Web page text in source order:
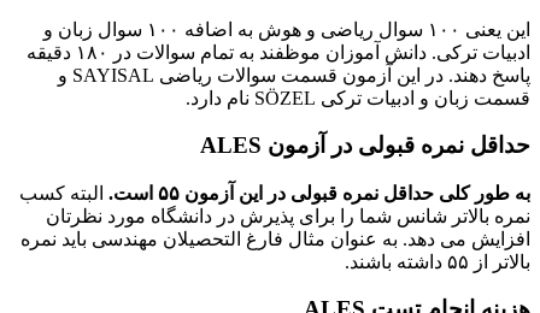
این یعنی ۱۰۰ سوال ریاضی و هوش به اضافه ۱۰۰ سوال زبان و
ادبیات ترکی. دانش آموزان موظفند به تمام سوالات در ۱۸۰ دقیقه
پاسخ دهند. در این آزمون قسمت سوالات ریاضی SAYISAL و
قسمت زبان و ادبیات ترکی SÖZEL نام دارد.
حداقل نمره قبولی در آزمون ALES
به طور کلی حداقل نمره قبولی در این آزمون ۵۵ است . البته کسب
نمره بالاتر شانس شما را برای پذیرش در دانشگاه مورد نظرتان
افزایش می دهد. به عنوان مثال فارغ التحصیلان مهندسی باید نمره
بالاتر از ۵۵ داشته باشند.